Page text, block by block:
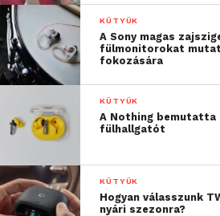
viseletet nyújtja napközben.
Hangzás terén a Space 2 tiszta,
hangélményt kínál a dupla
ellátott meghajtóknak
meghajtók selyem membránt és
réteget ötvöznek a telt, gazdag
énekhang és a kristálytiszta
érdekében – műfajtól vagy
függetlenül.
KÜTYÜK
A Sony magas
fülmonitorokat
fokozására
KÜTYÜK
A Nothing bemutatta
fülhallgatót
KÜTYÜK
Hogyan válasszunk
nyári szezonra?